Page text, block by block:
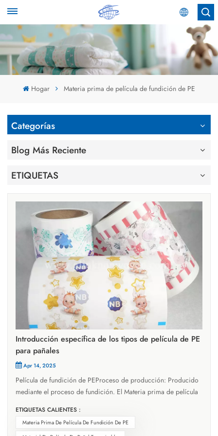
Español
English
Hogar Materia prima de película de fundición de PE
Categorías
Blog Más Reciente
ETIQUETAS
Introducción específica de los tipos de película de PE
para pañales
Apr 14, 2025
Película de fundición de PEProceso de producción: Producido
mediante el proceso de fundición. El Materia prima de película
a través de un cabezal en forma de T y se vierte sobre un rodillo
de enfriamiento para un enfriamiento y conformado
ETIQUETAS CALIENTES :
Materia Prima De Película De Fundición De PE